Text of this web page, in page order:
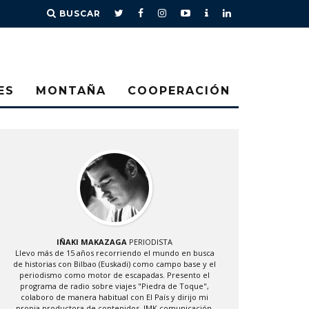
BUSCAR
MONTAÑA COOPERACIÓN
IÑAKI MAKAZAGA PERIODISTA
Llevo más de 15 años recorriendo el mundo en busca
de historias con Bilbao (Euskadi) como campo base y el
periodismo como motor de escapadas. Presento el
programa de radio sobre viajes "Piedra de Toque",
colaboro de manera habitual con El País y dirijo mi